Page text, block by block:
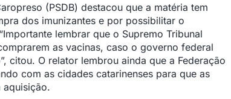
(PSDB) destacou que a matéria tem
dos imunizantes e por possibilitar o
lembrar que o Supremo Tribunal
as vacinas, caso o governo federal
citou. O relator lembrou ainda que a Federação
com as cidades catarinenses para que as
aquisição.